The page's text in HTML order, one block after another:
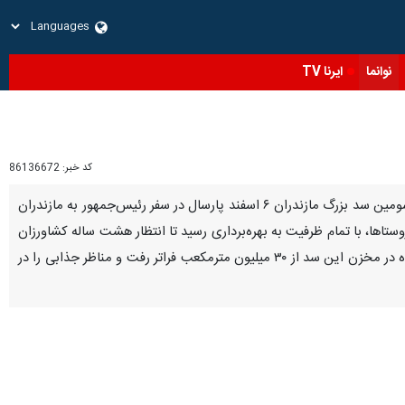
نوانما ایرنا TV
کد خبر: 86136672
تهران- ایرنابازار- سد ۱۱۵ میلیون مترمکعبی گلورد در ارتفاعات شرق مازندران روزهای متفاوتی را پشت‌سر می‌گذارد. سومین سد بزرگ مازندران ۶ اسفند پارسال در سفر رئیس‌جمهور به مازندران
با تمام ظرفیت به بهره‌برداری رسید تا انتظار هشت ساله کشاورزان
شرق استان برای آبگیری بدون محدودیت آن به پایان برسد. فروردین امسال برای نخستین بار حجم آب ذخیره شده در مخزن این سد از ۳۰ میلیون مترمکعب فراتر رفت و مناظر جذابی را در